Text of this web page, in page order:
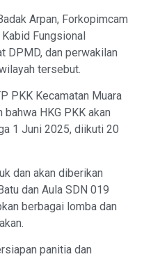
Arpan, Forkopimcam
Fungsional
DPMD, dan perwakilan
tersebut.
PKK Kecamatan Muara
bahwa HKG PKK akan
1 Juni 2025, diikuti 20
dan akan diberikan
dan Aula SDN 019
berbagai lomba dan
panitia dan